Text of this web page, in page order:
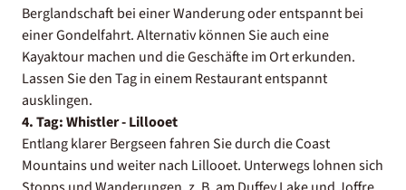
Berglandschaft bei einer Wanderung oder entspannt bei
einer Gondelfahrt. Alternativ können Sie auch eine
Kayaktour machen und die Geschäfte im Ort erkunden.
Lassen Sie den Tag in einem Restaurant entspannt
ausklingen.
4. Tag: Whistler - Lillooet
Entlang klarer Bergseen fahren Sie durch die Coast
Mountains und weiter nach Lillooet. Unterwegs lohnen sich